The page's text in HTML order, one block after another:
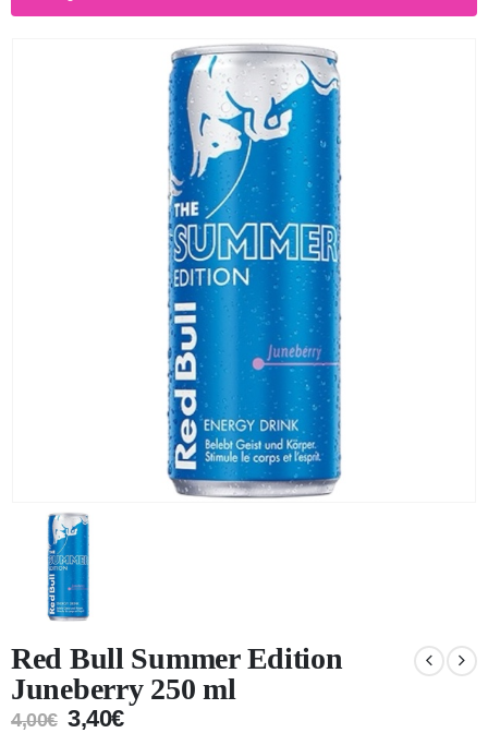
A 19,90
(FINO A 4,9
KG) –
CONSEGNA
IN 24/48
ORE AD
ECCEZIONE
DI ALCUNE
AREE
REMOTE
Red Bull Summer Edition
Juneberry 250 ml
4,00€ 3,40€